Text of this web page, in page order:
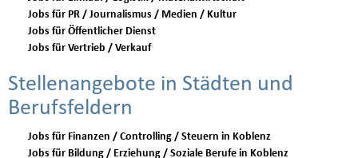
Jobs für PR / Journalismus / Medien / Kultur
Jobs für Öffentlicher Dienst
Jobs für Vertrieb / Verkauf
Stellenangebote in Städten und
Berufsfeldern
Jobs für Finanzen / Controlling / Steuern in Koblenz
Jobs für Bildung / Erziehung / Soziale Berufe in Koblenz